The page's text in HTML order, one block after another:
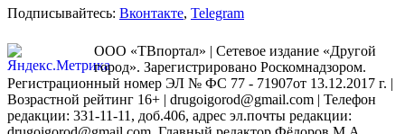
Подписывайтесь: Вконтакте, Telegram
ООО «ТВпортал» | Сетевое издание «Другой
город». Зарегистрировано Роскомнадзором.
Регистрационный номер ЭЛ № ФС 77 - 71907от 13.12.2017 г. |
Возрастной рейтинг 16+ | drugoigorod@gmail.com | Телефон
редакции: 331-11-11, доб.406, адрес эл.почты редакции: